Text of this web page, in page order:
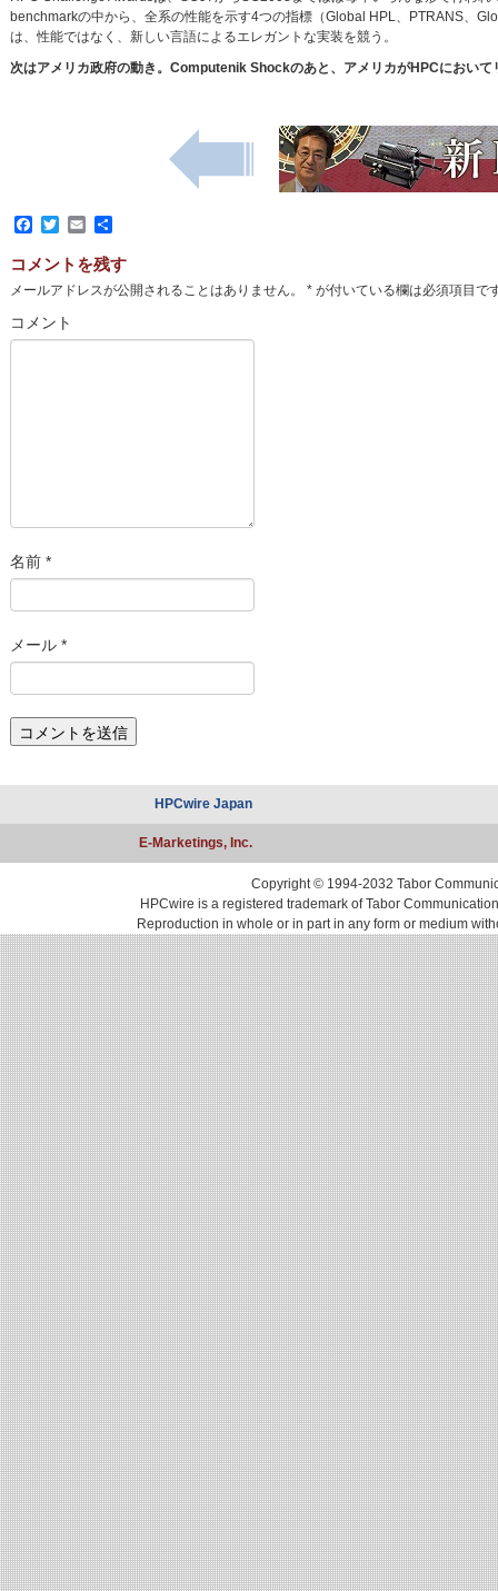
benchmarkの中から、全系の性能を示す4つの指標（Global HPL、PTRANS、
は、性能ではなく、新しい言語によるエレガントな実装を競う。
次はアメリカ政府の動き。Computenik Shockのあと、アメリカがHPCにおい
Facebook
TwitterEmail
共
コメントを残す
メールアドレスが公開されることはありません。 *が付いている欄は必須項目で
コメント
名前 *
メール *
HPCwire Japan
E-Marketings, Inc.
Copyright © 1994-2032 Tabor
HPCwire is a registered trademark of Tabor
Reproduction in whole or in part in any form or medium